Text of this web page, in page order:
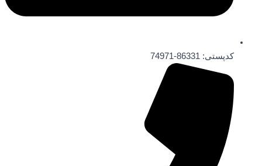
کدپستی: 86331-74971